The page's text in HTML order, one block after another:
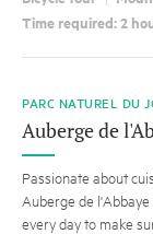
Time required: 2
PARC NATUREL DU
Auberge de
Passionate about
Auberge de
every day to make